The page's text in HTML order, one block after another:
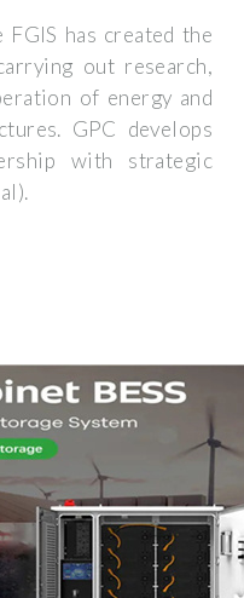
FGIS has created the
out research,
of energy and
GPC develops
with strategic